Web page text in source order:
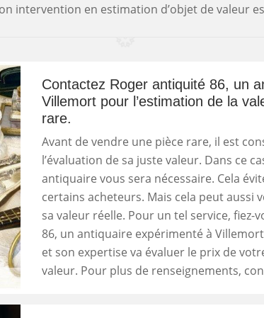
intervention en estimation d’objet de valeur
Contactez Roger antiquité 86, un
Villemort pour l’estimation de la
rare.
Avant de vendre une pièce rare, il est
l’évaluation de sa juste valeur. Dans ce
antiquaire vous sera nécessaire. Cela
certains acheteurs. Mais cela peut aussi
sa valeur réelle. Pour un tel service, fiez-
86, un antiquaire expérimenté à
et son expertise va évaluer le prix de
valeur. Pour plus de renseignements,